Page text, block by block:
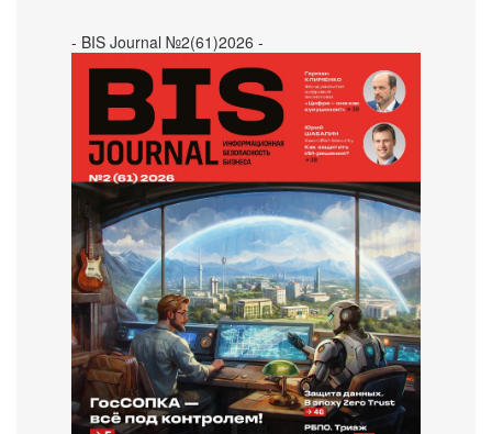
- BIS Journal №2(61)2026 -